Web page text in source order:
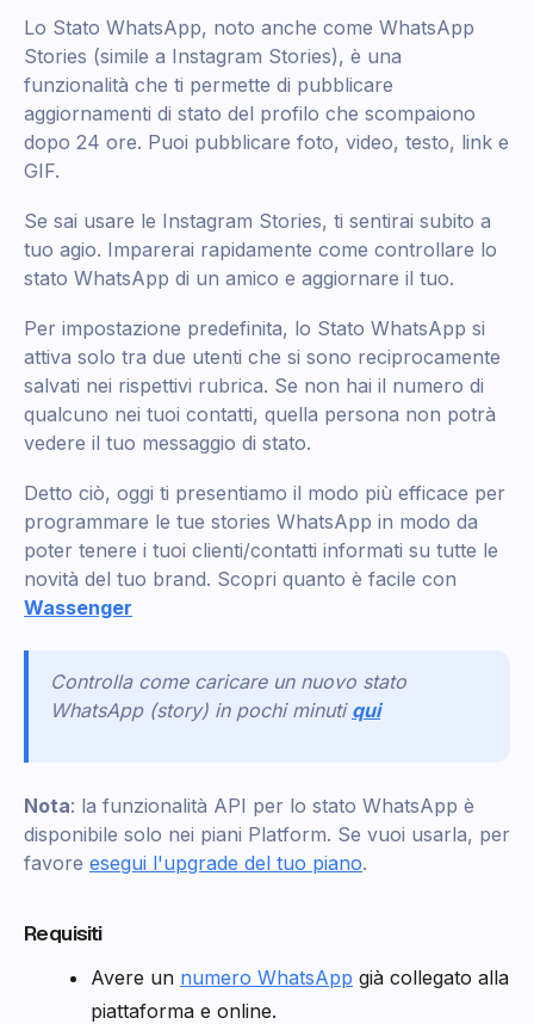
Lo Stato WhatsApp, noto anche come WhatsApp
Stories (simile a Instagram Stories), è una
funzionalità che ti permette di pubblicare
aggiornamenti di stato del profilo che scompaiono
dopo 24 ore. Puoi pubblicare foto, video, testo, link e
GIF.
Se sai usare le Instagram Stories, ti sentirai subito a
tuo agio. Imparerai rapidamente come controllare lo
stato WhatsApp di un amico e aggiornare il tuo.
Per impostazione predefinita, lo Stato WhatsApp si
attiva solo tra due utenti che si sono reciprocamente
salvati nei rispettivi rubrica. Se non hai il numero di
qualcuno nei tuoi contatti, quella persona non potrà
vedere il tuo messaggio di stato.
Detto ciò, oggi ti presentiamo il modo più efficace per
programmare le tue stories WhatsApp in modo da
poter tenere i tuoi clienti/contatti informati su tutte le
novità del tuo brand. Scopri quanto è facile con
Wassenger
Controlla come caricare un nuovo stato
WhatsApp (story) in pochi minuti qui
Nota: la funzionalità API per lo stato WhatsApp è
disponibile solo nei piani Platform. Se vuoi usarla, per
favore esegui l'upgrade del tuo piano.
Requisiti
Avere un numero WhatsApp già collegato alla
piattaforma e online.